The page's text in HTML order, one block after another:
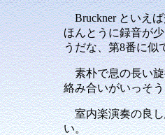
Bruckner といえば
ほんとうに録音が
うだな、第8番に似
素朴で息の長い旋
絡み合いがいっそ
室内楽演奏の良し
い。